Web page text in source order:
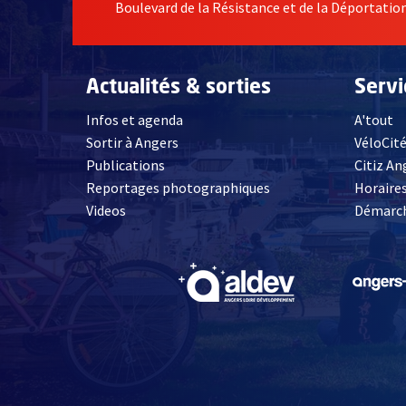
Boulevard de la Résistance et de la Déportation
Actualités & sorties
Infos et agenda
Sortir à Angers
Publications
Reportages photographiques
Videos, Ouvre une nouvelle fenêtre
A'tout
VéloCité
Citiz
, Ouvre une